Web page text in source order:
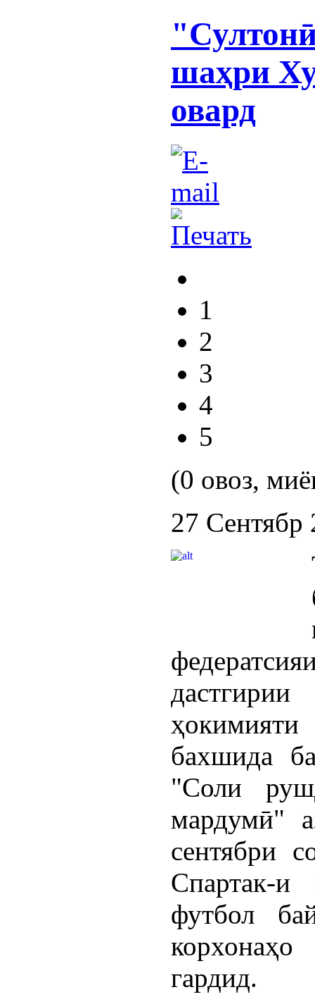
шаҳри
овард
1
2
3
4
5
(0 овоз,
27 Сентябр
бахшида
"Соли
мардумӣ"
сентябри
Спартак-
футбол
корхонаҳо
гардид.